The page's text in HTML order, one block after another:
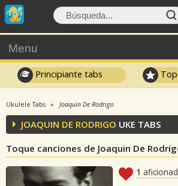
Menu
Principiante tabs
Ukulele Tabs Joaquin De Rodrigo
JOAQUIN DE RODRIGO UKE TABS
Toque canciones de Joaquin De
1